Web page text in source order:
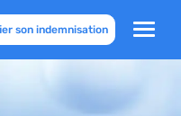
son indemnisation